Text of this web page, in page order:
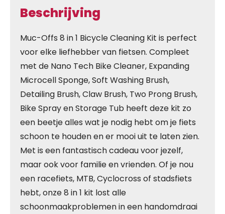
Beschrijving
Muc-Offs 8 in 1 Bicycle Cleaning Kit is perfect
voor elke liefhebber van fietsen. Compleet
met de Nano Tech Bike Cleaner, Expanding
Microcell Sponge, Soft Washing Brush,
Detailing Brush, Claw Brush, Two Prong Brush,
Bike Spray en Storage Tub heeft deze kit zo
een beetje alles wat je nodig hebt om je fiets
schoon te houden en er mooi uit te laten zien.
Met is een fantastisch cadeau voor jezelf,
maar ook voor familie en vrienden. Of je nou
een racefiets, MTB, Cyclocross of stadsfiets
hebt, onze 8 in 1 kit lost alle
schoonmaakproblemen in een handomdraai